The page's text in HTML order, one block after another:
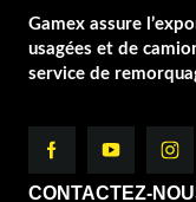
Gamex assure
usagées et de
service de
CONTACTEZ-